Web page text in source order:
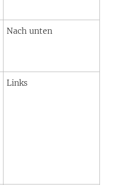
Nach unten
Links